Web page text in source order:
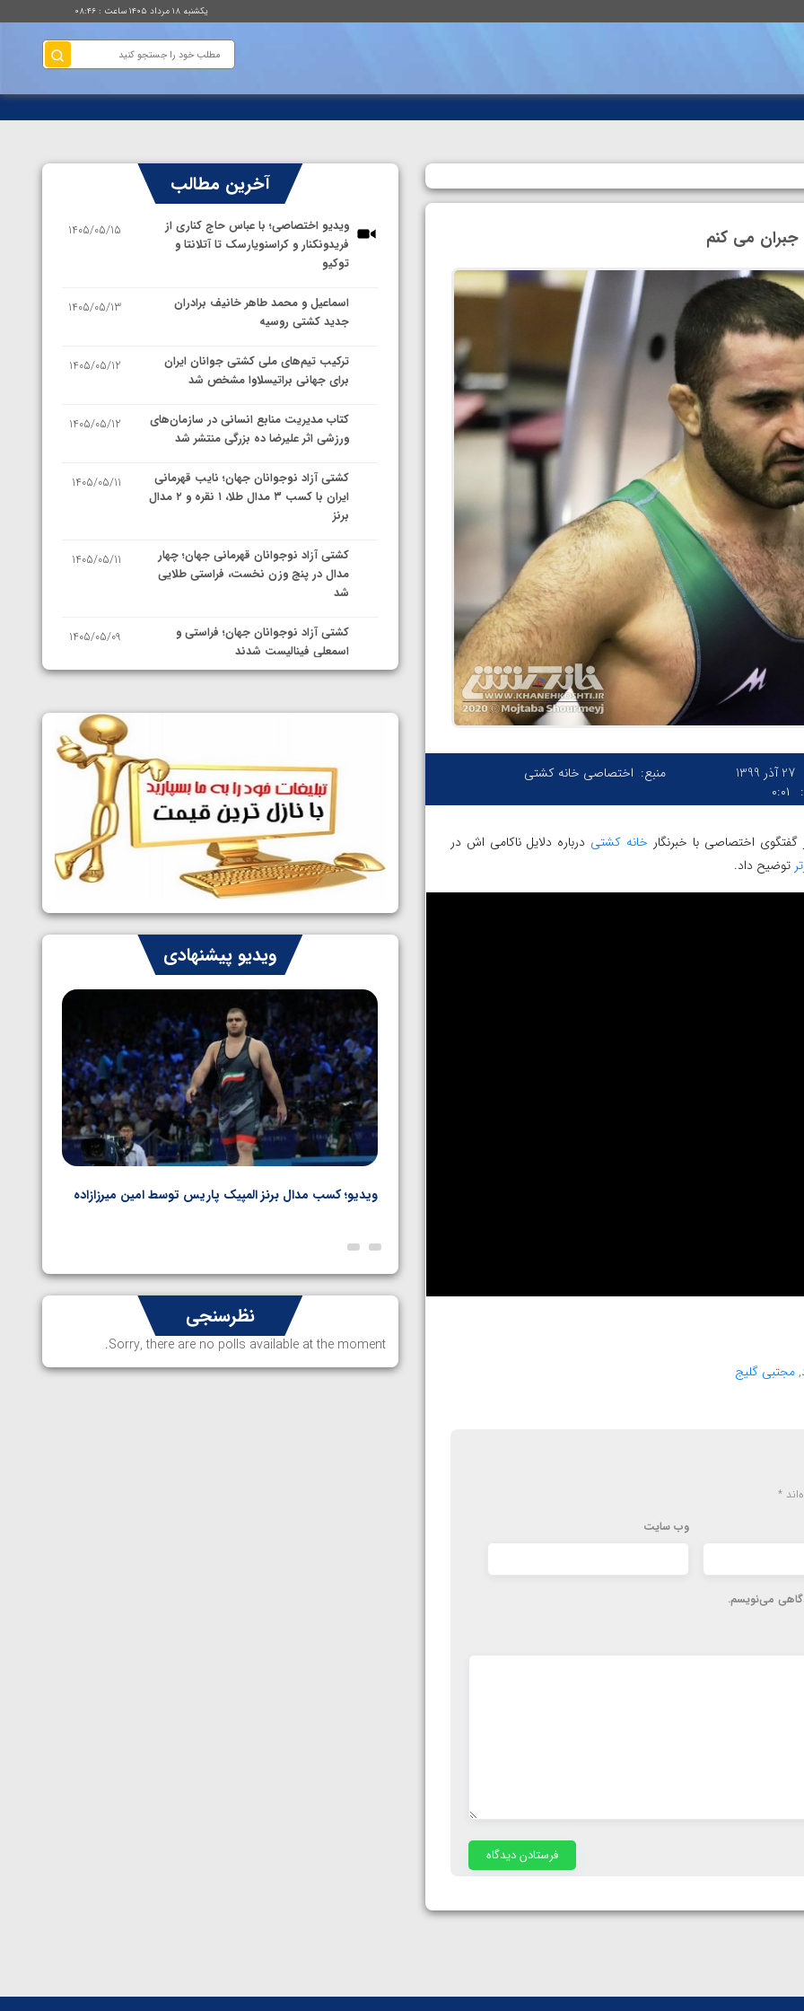
یکشنبه ۱۸ مرداد ۱۴۰۵ ساعت : ۰۸:۴۶
جبران می کنم
27 آذر 1399
۰:۰۱
منبع: اختصاصی خانه کشتی
گفتگوی اختصاصی با خبرنگار خانه کشتی درباره دلایل ناکامی اش در
توضیح داد.
,مجتبی گلیج
*
وب‌ سایت
می‌نویسم.
آخرین مطالب
ویدیو اختصاصی؛ با عباس حاج کناری از
فریدونکنار و کراسنویارسک تا آتلانتا و
توکیو
1405/05/15
اسماعیل و محمد طاهر خانیف برادران
جدید کشتی روسیه
1405/05/13
ترکیب تیم‌های ملی کشتی جوانان ایران
برای جهانی براتیسلاوا مشخص شد
1405/05/12
کتاب مدیریت منابع انسانی در سازمان‌های
ورزشی اثر علیرضا ده بزرگی منتشر شد
1405/05/12
کشتی آزاد نوجوانان جهان؛ نایب قهرمانی
ایران با کسب ۳ مدال طلا، ۱ نقره و ۲ مدال
برنز
1405/05/11
کشتی آزاد نوجوانان قهرمانی جهان؛ چهار
مدال در پنج وزن نخست، فراستی طلایی
شد
1405/05/11
کشتی آزاد نوجوانان جهان؛ فراستی و
اسمعلی فینالیست شدند
1405/05/09
نمایندگان ایران مشخص شدند
سوم برای ایران
1405/05/07
ایران چشم به راه چهار مدال در پنج وزن
دوم کشتی فرنگی نوجوانان جهان
1405/05/06
ویدیو پیشنهادی
ویدیو؛ کسب مدال برنز المپیک پاریس توسط امین میرزازاده
نظرسنجی
Sorry, there are no polls available at the moment.